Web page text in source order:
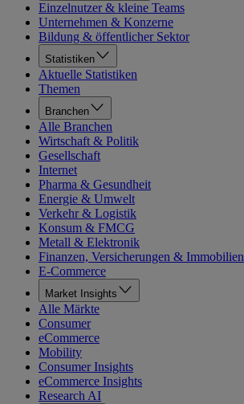
Einzelnutzer & kleine Teams
Unternehmen & Konzerne
Bildung & öffentlicher Sektor
Statistiken
Aktuelle Statistiken
Themen
Branchen
Alle Branchen
Wirtschaft & Politik
Gesellschaft
Internet
Pharma & Gesundheit
Energie & Umwelt
Verkehr & Logistik
Konsum & FMCG
Metall & Elektronik
Finanzen, Versicherungen & Immobilien
E-Commerce
Market Insights
Alle Märkte
Consumer
eCommerce
Mobility
Consumer Insights
eCommerce Insights
Research AI